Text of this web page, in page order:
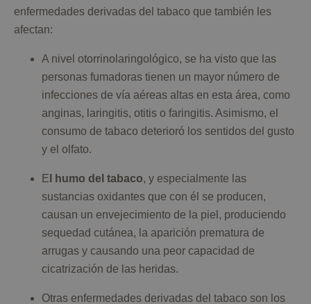
enfermedades derivadas del tabaco que también les
afectan:
A nivel otorrinolaringológico, se ha visto que las
personas fumadoras tienen un mayor número de
infecciones de vía aéreas altas en esta área, como
anginas, laringitis, otitis o faringitis. Asimismo, el
consumo de tabaco deterioró los sentidos del gusto
y el olfato.
E l humo del tabaco, y especialmente las
sustancias oxidantes que con él se producen,
causan un envejecimiento de la piel, produciendo
sequedad cutánea, la aparición prematura de
arrugas y causando una peor capacidad de
cicatrización de las heridas.
Otras enfermedades derivadas del tabaco son los